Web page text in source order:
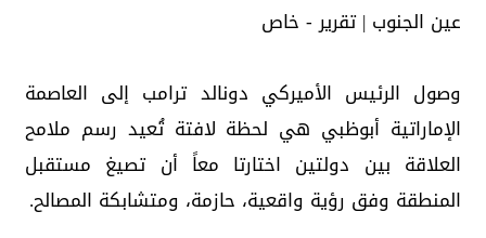
عين الجنوب | تقرير - خاص
وصول الرئيس الأميركي دونالد ترامب إلى العاصمة
الإماراتية أبوظبي هي لحظة لافتة تُعيد رسم ملامح
العلاقة بين دولتين اختارتا معاً أن تصيغ مستقبل
المنطقة وفق رؤية واقعية، حازمة، ومتشابكة المصالح.